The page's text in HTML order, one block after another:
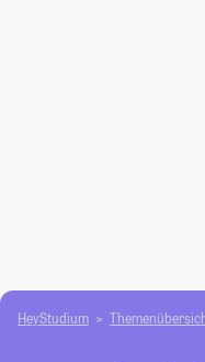
HeyStudium